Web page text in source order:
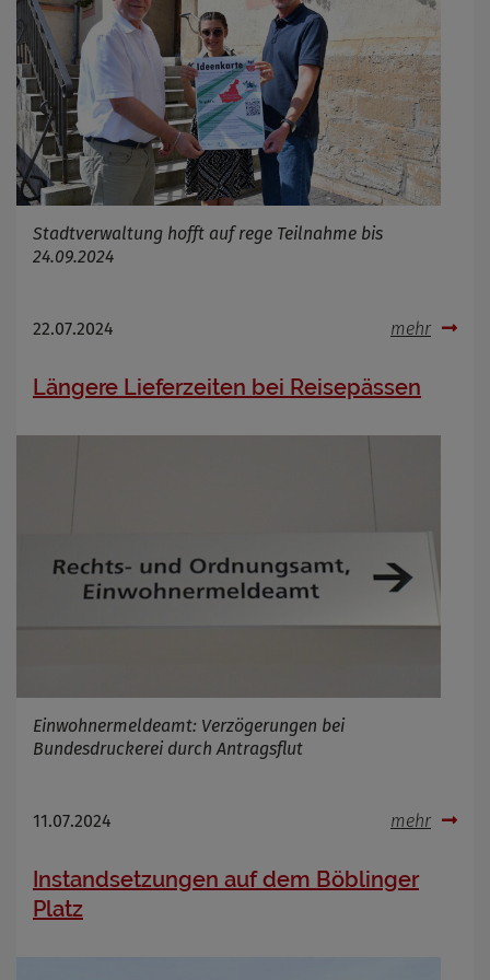
Stadtverwaltung hofft auf rege Teilnahme bis
24.09.2024
22.07.2024 mehr
Längere Lieferzeiten bei Reisepässen
Einwohnermeldeamt: Verzögerungen bei
Bundesdruckerei durch Antragsflut
11.07.2024 mehr
Instandsetzungen auf dem Böblinger
Platz
Cookie Laufzeit
Infos schließen